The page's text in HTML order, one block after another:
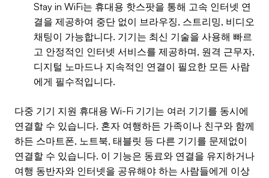
Stay in WiFi는 휴대용 핫스팟을 통해 고속 인터넷 연
결을 제공하여 중단 없이 브라우징, 스트리밍, 비디오
채팅이 가능합니다. 기기는 최신 기술을 사용해 빠르
고 안정적인 인터넷 서비스를 제공하며, 원격 근무자,
디지털 노마드나 지속적인 연결이 필요한 모든 사람
에게 필수적입니다.
다중 기기 지원 휴대용 Wi-Fi 기기는 여러 기기를 동시에
연결할 수 있습니다. 혼자 여행하든 가족이나 친구와 함께
하든 스마트폰, 노트북, 태블릿 등 다른 기기를 문제없이
연결할 수 있습니다. 이 기능은 동료와 연결을 유지하거나
여행 동반자와 인터넷을 공유해야 하는 사람들에게 이상